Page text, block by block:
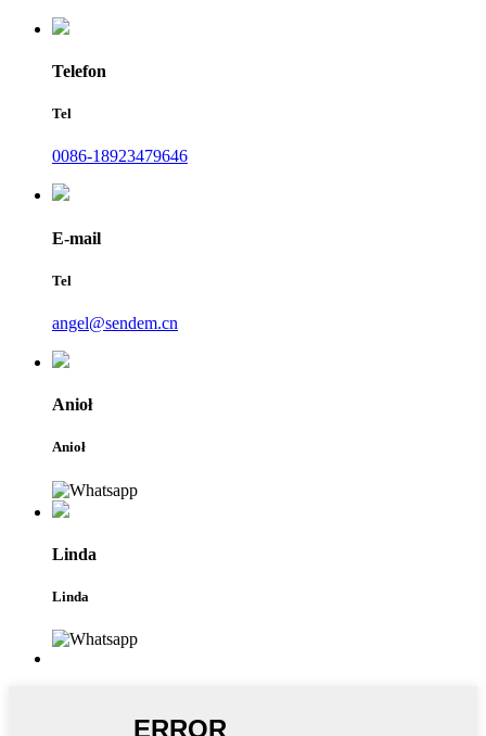
Telefon
Tel
0086-18923479646
E-mail
Tel
angel@sendem.cn
Anioł
Anioł
Linda
Linda